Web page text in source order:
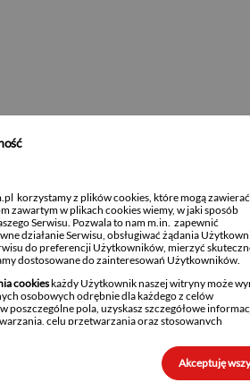
korzystamy z plików cookies, które mogą
zawartym w plikach cookies wiemy, w jaki sposób
Serwisu. Pozwala to nam m.in. zapewnić
działanie Serwisu, obsługiwać żądania
do preferencji Użytkowników, mierzyć
dostosowane do zainteresowań Użytkowników.
cookieskażdy Użytkownik naszej witryny może
osobowych odrębnie dla każdego z celów
poszczególne pola, uzyskasz szczegółowe
celu przetwarzania oraz stosowanych
Użytkownika do decydowania, czy w jego
być instalowane i następnie przechowywane pliki
od tego czy znajdują się w nich dane osobowe
Akceptuję